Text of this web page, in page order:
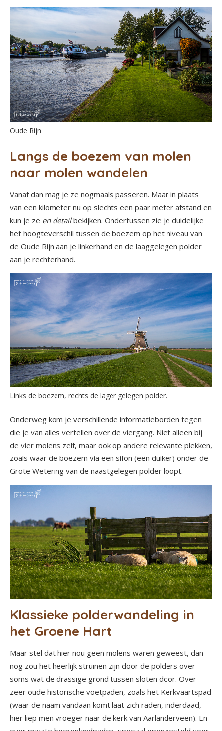
Oude Rijn
Langs de boezem van molen
naar molen wandelen
Vanaf dan mag je ze nogmaals passeren. Maar in plaats
van een kilometer nu op slechts een paar meter afstand en
kun je ze en detailbekijken. Ondertussen zie je duidelijke
het hoogteverschil tussen de boezem op het niveau van
de Oude Rijn aan je linkerhand en de laaggelegen polder
aan je rechterhand.
Links de boezem, rechts de lager gelegen polder.
Onderweg kom je verschillende informatieborden tegen
die je van alles vertellen over de viergang. Niet alleen bij
de vier molens zelf, maar ook op andere relevante plekken,
zoals waar de boezem via een sifon (een duiker) onder de
Grote Wetering van de naastgelegen polder loopt.
Klassieke polderwandeling in
het Groene Hart
Maar stel dat hier nou geen molens waren geweest, dan
nog zou het heerlijk struinen zijn door de polders over
soms wat de drassige grond tussen sloten door. Over
zeer oude historische voetpaden, zoals het Kerkvaartspad
(waar de naam vandaan komt laat zich raden, inderdaad,
hier liep men vroeger naar de kerk van Aarlanderveen). En